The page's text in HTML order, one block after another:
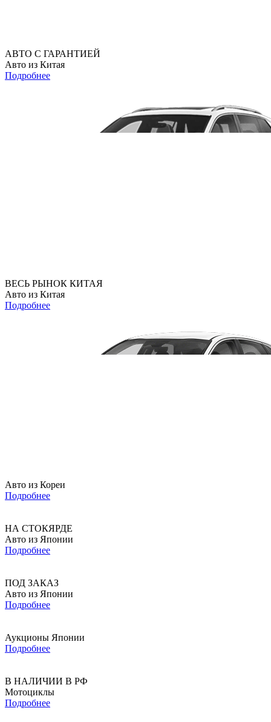
АВТО С ГАРАНТИЕЙ
Авто из Китая
Подробнее
ВЕСЬ РЫНОК КИТАЯ
Авто из Китая
Подробнее
Авто из Кореи
Подробнее
НА СТОКЯРДЕ
Авто из Японии
Подробнее
ПОД ЗАКАЗ
Авто из Японии
Подробнее
Аукционы Японии
Подробнее
В НАЛИЧИИ В РФ
Мотоциклы
Подробнее